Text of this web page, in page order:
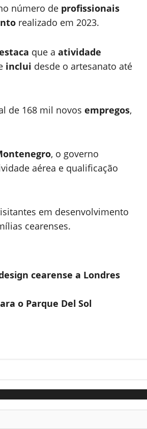
número de profissionais
realizado em 2023.
que a atividade
inclui desde o artesanato até
de 168 mil novos empregos,
, o governo
aérea e qualificação
em desenvolvimento
cearenses.
cearense a Londres
o Parque Del Sol